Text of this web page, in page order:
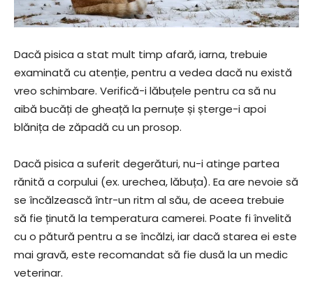
Dacă pisica a stat mult timp afară, iarna, trebuie
examinată cu atenție, pentru a vedea dacă nu există
vreo schimbare. Verifică-i lăbuțele pentru ca să nu
aibă bucăți de gheață la pernuțe și șterge-i apoi
blănița de zăpadă cu un prosop.
Dacă pisica a suferit degerături, nu-i atinge partea
rănită a corpului (ex. urechea, lăbuța). Ea are nevoie să
se încălzească într-un ritm al său, de aceea trebuie
să fie ținută la temperatura camerei. Poate fi învelită
cu o pătură pentru a se încălzi, iar dacă starea ei este
mai gravă, este recomandat să fie dusă la un medic
veterinar.